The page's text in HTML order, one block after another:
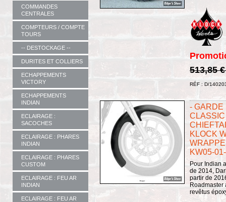
COMMANDES
CENTRALES
COMPTEURS / COMPTE
TOURS
-- DESTOCKAGE --
DURITES ET COLLIERS
ECHAPPEMENTS
VICTORY
ECHAPPEMENTS
INDIAN
ECLAIRAGE :
SACOCHES
ECLAIRAGE : PHARES
INDIAN
ECLAIRAGE : PHARES
CUSTOM
ECLAIRAGE : FEU AR
INDIAN
ECLAIRAGE : FEU AR
513,85
RÉF : D/
- GARDE
KLOCK
KW05-
Pour Indian
de 2014,
partir de
Roadmaster
revêtus